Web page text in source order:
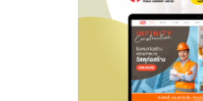
ขายส่ง ขา